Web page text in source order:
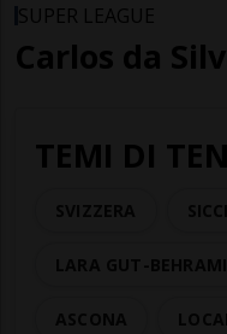
SUPER LEAGUE
Carlos da
TEMI DI